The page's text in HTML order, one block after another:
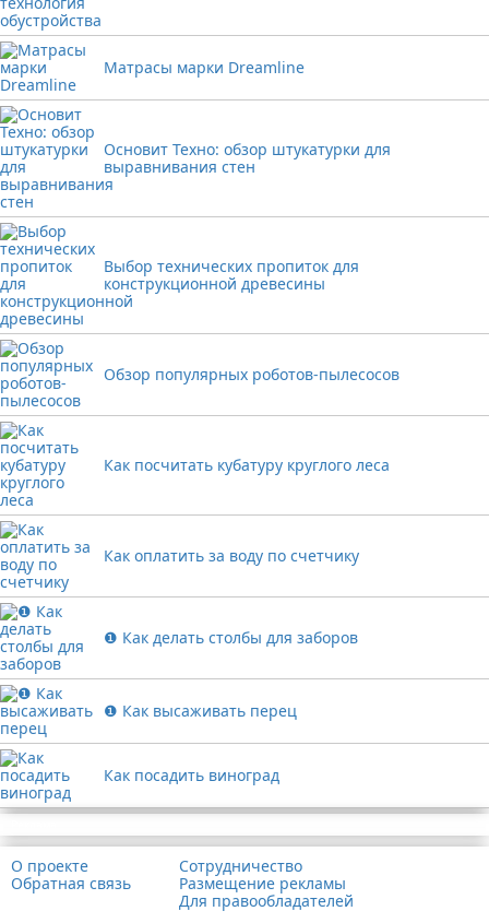
Матрасы марки Dreamline
Основит Техно: обзор штукатурки для
выравнивания стен
Выбор технических пропиток для
конструкционной древесины
Обзор популярных роботов-пылесосов
Как посчитать кубатуру круглого леса
Как оплатить за воду по счетчику
❶ Как делать столбы для заборов
❶ Как высаживать перец
Как посадить виноград
О проекте
Обратная связь
Сотрудничество
Размещение рекламы
Для правообладателей